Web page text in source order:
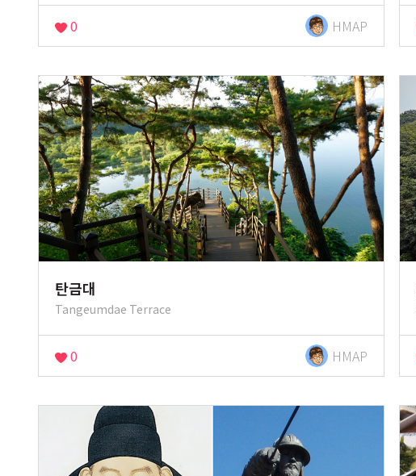
0 HMAP
탄금대
Tangeumdae Terrace
0 HMAP